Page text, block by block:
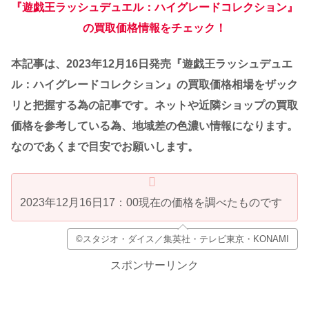
『遊戯王ラッシュデュエル：ハイグレードコレクション』
の買取価格情報をチェック！
本記事は、2023年12月16日発売『遊戯王ラッシュデュエ
ル：ハイグレードコレクション』の買取価格相場をザック
リと把握する為の記事です。 ネットや近隣ショップの買取
価格を参考している為、地域差の色濃い情報になります。
なのであくまで目安でお願いします。
2023年12月16日17：00現在の価格を調べたものです
©スタジオ・ダイス／集英社・テレビ東京・KONAMI
スポンサーリンク